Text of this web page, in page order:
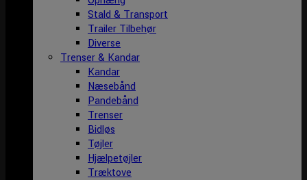
Stald & Transport
Trailer Tilbehør
Diverse
Trenser & Kandar
Kandar
Næsebånd
Pandebånd
Trenser
Bidløs
Tøjler
Hjælpetøjler
Træktove